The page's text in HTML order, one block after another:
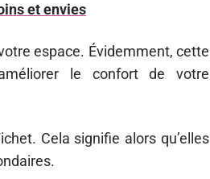
et envies
espace. Évidemment, cette
le confort de votre
Cela signifie alors qu’elles